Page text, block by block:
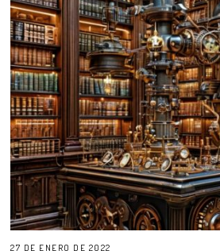
27 DE ENERO DE 2022